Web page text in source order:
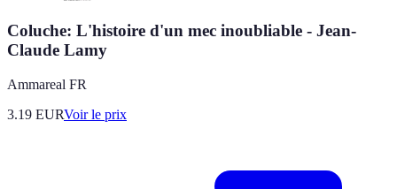
Coluche: L'histoire d'un mec inoubliable - Jean-
Claude Lamy
Ammareal FR
3.19 EURVoir le prix